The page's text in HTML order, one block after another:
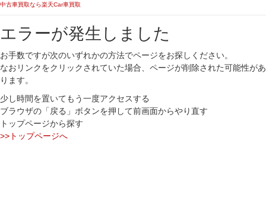
中古車買取なら楽天Car車買取
エラーが発生しました
お手数ですが次のいずれかの方法でページをお探しください。
なおリンクをクリックされていた場合、ページが削除された可能性があ
ります。
少し時間を置いてもう一度アクセスする
ブラウザの「戻る」ボタンを押して前画面からやり直す
トップページから探す
>>トップページへ